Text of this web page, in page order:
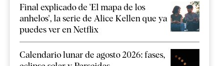
Final explicado de 'El mapa de los
anhelos', la serie de Alice Kellen que ya
puedes ver en Netflix
Calendario lunar de agosto 2026: fases,